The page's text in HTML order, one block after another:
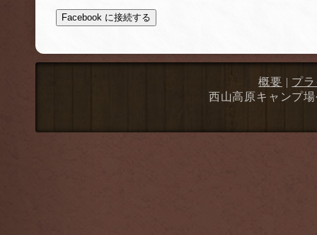
Facebook に接続する
概要 | プ
西山高原キャンプ